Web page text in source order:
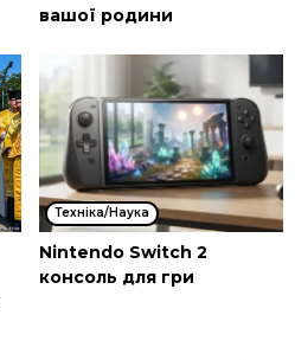
вашої родини
Техніка/Наука
Nintendo Switch 2
консоль для гри